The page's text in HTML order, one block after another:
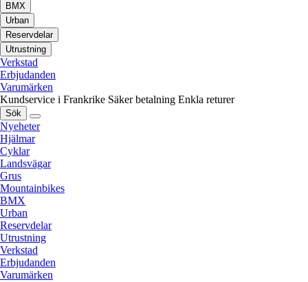
BMX
Urban
Reservdelar
Utrustning
Verkstad
Erbjudanden
Varumärken
Kundservice i Frankrike Säker betalning Enkla returer
Sök
Nyeheter
Hjälmar
Cyklar
Landsvägar
Grus
Mountainbikes
BMX
Urban
Reservdelar
Utrustning
Verkstad
Erbjudanden
Varumärken